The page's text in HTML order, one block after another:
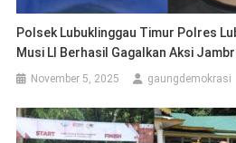
Polsek Lubuklinggau Timur Polres
Musi Ll Berhasil Gagalkan Aksi
November 5, 2025 gaungdemokrasi